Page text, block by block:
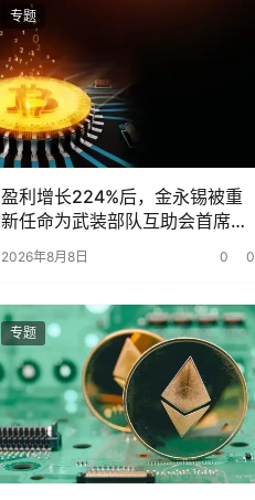
专题
盈利增长224%后，金永锡被重
新任命为武装部队互助会首席投
资官。
2026年8月8日 0 0
专题